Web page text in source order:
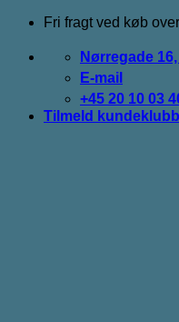
Fortsæt
indhold
Fri fragt ved køb
Nørregade
E-mail
+45 20 10 03
Tilmeld